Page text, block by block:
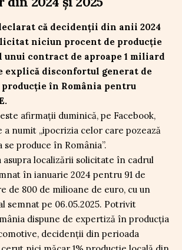
că decidenții din anii 2024
niciun procent de producție
unui contract de aproape 1 miliard
explică disconfortul generat de
producție în România pentru
afirmații duminică, pe Facebook,
a numit „ipocrizia celor care pozează
produce în România”.
asupra localizării solicitate în cadrul
în ianuarie 2024 pentru 91 de
de 800 de milioane de euro, cu un
semnat pe 06.05.2025. Potrivit
dispune de expertiză în producția
decidenții din perioada